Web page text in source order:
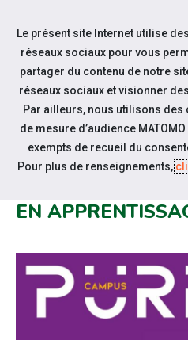
Aller au contenu
Notre actualité
PURPLE CAMPUS
EN
Le présent site Internet utilise
réseaux sociaux pour vous
partager du contenu de notre
réseaux sociaux et visionner
Par ailleurs, nous utilisons des
de mesure d’audience
exempts de recueil du
Pour plus de renseignements,